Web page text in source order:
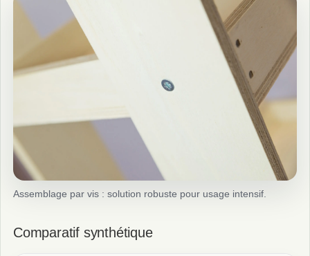
Assemblage par vis : solution robuste pour usage intensif.
Comparatif synthétique